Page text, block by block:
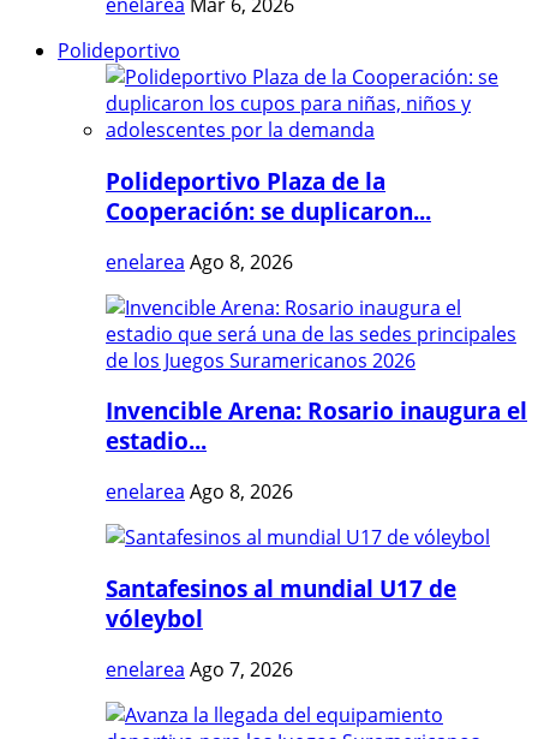
Polideportivo
Polideportivo Plaza de la
Cooperación: se duplicaron...
enelarea Ago 8, 2026
Invencible Arena: Rosario inaugura el
estadio...
enelarea Ago 8, 2026
Santafesinos al mundial U17 de
vóleybol
enelarea Ago 7, 2026